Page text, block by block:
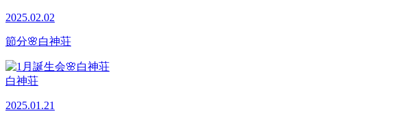
2025.02.02
節分🌸白神荘
白神荘
2025.01.21